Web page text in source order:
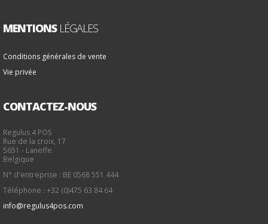
MENTIONSLÉGALES
Conditions générales de vente
Vie privée
CONTACTEZ-NOUS
Regulus 4 POS
Rue de la croix, 17
5651 - Laneffe
Belgique
N° d'entreprise : BE 0568 551 444
Téléphone : +32 (0)475 63 84 64
info@regulus4pos.com